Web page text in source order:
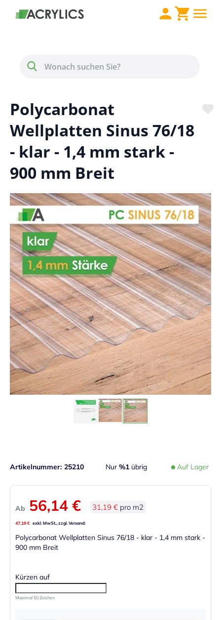
Menü
Polycarbonat
Wellplatten Sinus 76/18
- klar - 1,4 mm stark -
900 mm Breit
Auf Lager
Nur %1 übrig
Artikelnummer 25210
Kürzen auf
Maximal 50 Zeichen
Ab 56,14 €
47,18 €
31,19 € pro m2
Polycarbonat Wellplatten Sinus 76/18 - klar - 1,4 mm stark -
900 mm Breit